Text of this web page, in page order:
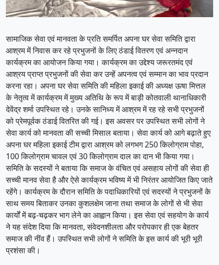
सामाजिक सेवा एवं मानवता के प्रति समर्पित अपना घर सेवा समिति द्वारा
आश्रम में निवास कर रहे प्रभुजनों के लिए ठंडाई वितरण एवं अन्नदान
कार्यक्रम का आयोजन किया गया। कार्यक्रम का उद्देश्य जरूरतमंद एवं
आश्रय प्राप्त प्रभुजनों की सेवा कर उन्हें अपनत्व एवं सम्मान का भाव प्रदान
करना रहा। अपना घर सेवा समिति की महिला इकाई की अध्यक्ष ऊषा मित्तल
के नेतृत्व में कार्यक्रम में मुख्य अतिथि के रूप में बाड़ी कोतवाली थानाधिकारी
देवेंद्र शर्मा उपस्थित रहे। उनके सानिध्य में आश्रम में रह रहे सभी प्रभुजनों
को प्रेमपूर्वक ठंडाई वितरित की गई। इस अवसर पर उपस्थित सभी लोगों ने
सेवा कार्य को मानवता की सच्ची मिसाल बताया। सेवा कार्य को आगे बढ़ाते हुए
अपना घर महिला इकाई टीम द्वारा आश्रम को लगभग 250 किलोग्राम पोहा,
100 किलोग्राम चावल एवं 30 किलोग्राम दाल का दान भी किया गया।
समिति के सदस्यों ने बताया कि समाज के वंचित एवं असहाय लोगों की सेवा ही
सच्ची मानव सेवा है और ऐसे कार्यक्रम भविष्य में भी निरंतर आयोजित किए जाते
रहेंगे। कार्यक्रम के दौरान समिति के पदाधिकारियों एवं सदस्यों ने प्रभुजनों के
साथ समय बिताकर उनका कुशलक्षेम जाना तथा समाज के लोगों से भी सेवा
कार्यों में बढ़-चढ़कर भाग लेने का आह्वान किया। इस सेवा एवं सहयोग के कार्य
ने यह संदेश दिया कि मानवता, संवेदनशीलता और परोपकार ही एक बेहतर
समाज की नींव हैं। उपस्थित सभी लोगों ने समिति के इस कार्य की भूरी भूरी
प्रशंसा की।